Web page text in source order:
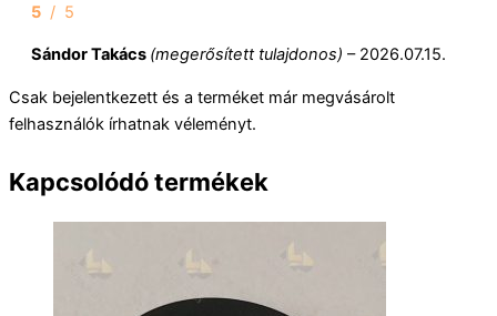
5 / 5
Sándor Takács (megerősített tulajdonos) – 2026.07.15.
Csak bejelentkezett és a terméket már megvásárolt
felhasználók írhatnak véleményt.
Kapcsolódó termékek